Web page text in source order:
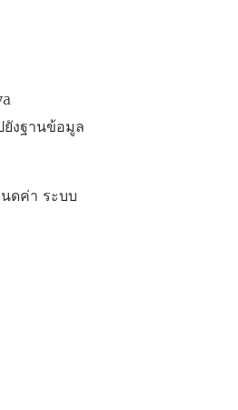
ยังฐานข้อมูล
ดค่า ระบบ